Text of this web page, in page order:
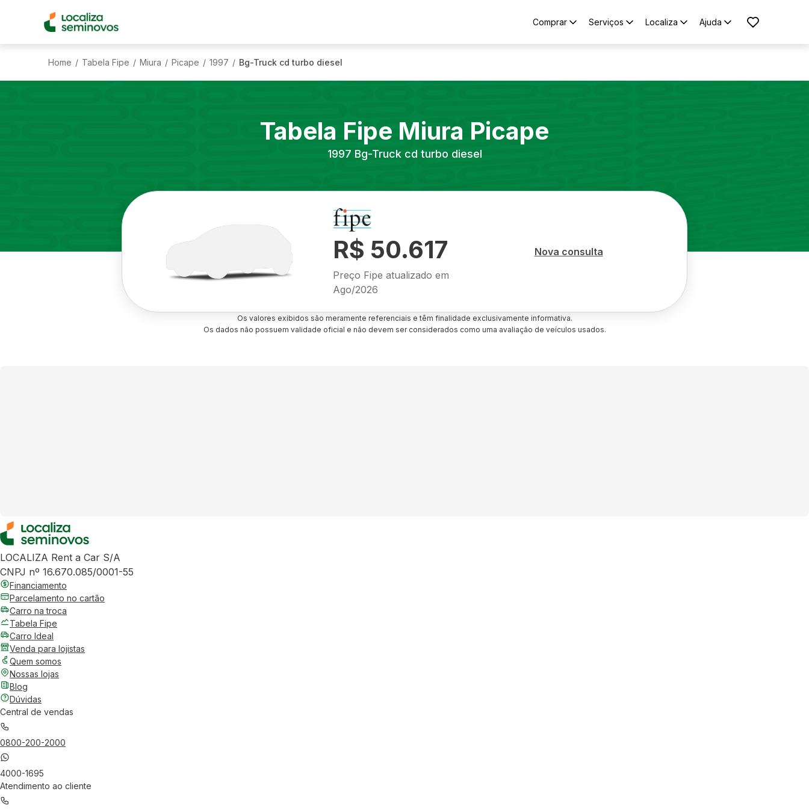
Comprar Serviços Localiza Ajuda
Home / Tabela Fipe / Miura / Picape / 1997 / Bg-Truck cd turbo diesel
Tabela Fipe Miura Picape
1997 Bg-Truck cd turbo diesel
R$ 50.617
Preço Fipe atualizado em
Ago/2026
Nova consulta
Os valores exibidos são meramente referenciais e têm finalidade exclusivamente informativa.
Os dados não possuem validade oficial e não devem ser considerados como uma avaliação de veículos usados.
LOCALIZA Rent a Car S/A
CNPJ nº 16.670.085/0001-55
Financiamento
Parcelamento no cartão
Carro na troca
Tabela Fipe
Carro Ideal
Venda para lojistas
Quem somos
Nossas lojas
Blog
Dúvidas
Central de vendas
0800-200-2000
4000-1695
Atendimento ao cliente